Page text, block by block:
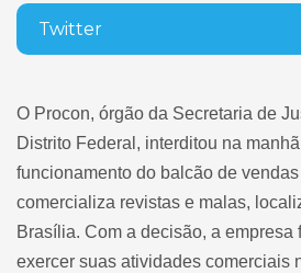
Twitter
O Procon, órgão da Secretaria de
Distrito Federal, interditou na
funcionamento do balcão de
comercializa revistas e malas,
Brasília. Com a decisão, a empresa
exercer suas atividades comerciais